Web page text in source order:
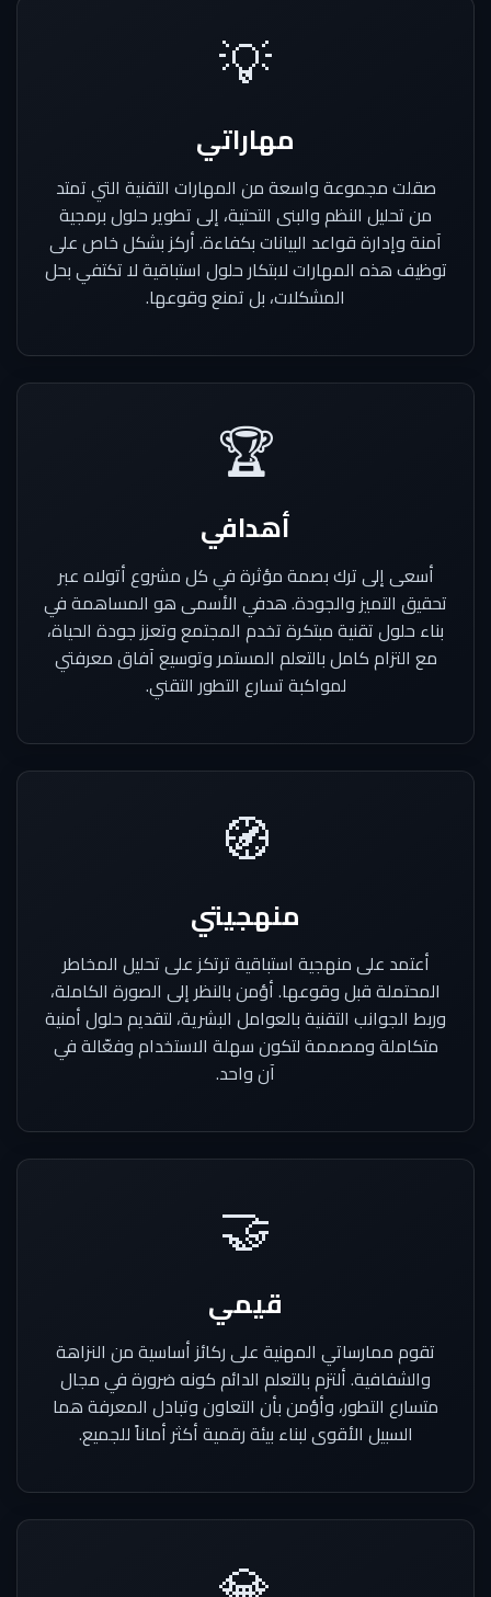
💡
مهاراتي
صقلت مجموعة واسعة من المهارات التقنية التي تمتد
من تحليل النظم والبنى التحتية، إلى تطوير حلول برمجية
آمنة وإدارة قواعد البيانات بكفاءة. أركز بشكل خاص على
توظيف هذه المهارات لابتكار حلول استباقية لا تكتفي بحل
المشكلات، بل تمنع وقوعها.
🏆
أهدافي
أسعى إلى ترك بصمة مؤثرة في كل مشروع أتولاه عبر
تحقيق التميز والجودة. هدفي الأسمى هو المساهمة في
بناء حلول تقنية مبتكرة تخدم المجتمع وتعزز جودة الحياة،
مع التزام كامل بالتعلم المستمر وتوسيع آفاق معرفتي
لمواكبة تسارع التطور التقني.
🧭
منهجيتي
أعتمد على منهجية استباقية ترتكز على تحليل المخاطر
المحتملة قبل وقوعها. أؤمن بالنظر إلى الصورة الكاملة،
وربط الجوانب التقنية بالعوامل البشرية، لتقديم حلول أمنية
متكاملة ومصممة لتكون سهلة الاستخدام وفعّالة في
آن واحد.
🤝
قيمي
تقوم ممارساتي المهنية على ركائز أساسية من النزاهة
والشفافية. ألتزم بالتعلم الدائم كونه ضرورة في مجال
متسارع التطور، وأؤمن بأن التعاون وتبادل المعرفة هما
السبيل الأقوى لبناء بيئة رقمية أكثر أماناً للجميع.